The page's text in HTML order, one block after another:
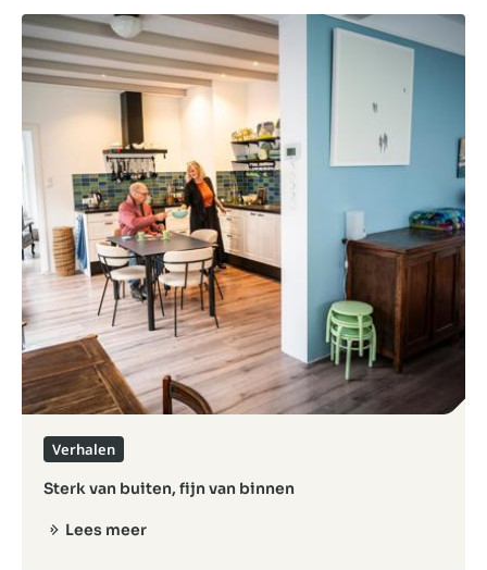
Sterk van buiten, fijn van binnen
Verhalen
Lees meer